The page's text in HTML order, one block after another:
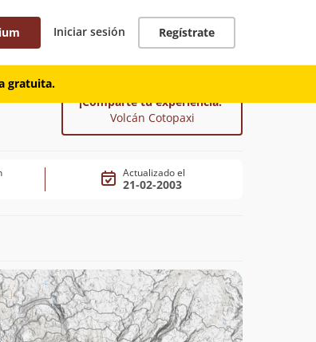
Iniciar sesión Regístrate
gratuita.
¡Comparte tu experiencia!
Volcán Cotopaxi
Actualizado el
21-02-2003